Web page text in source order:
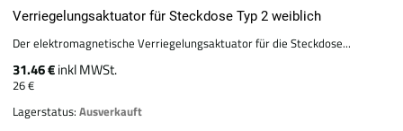
Verriegelungsaktuator für Steckdose Typ 2 weiblich
Der elektromagnetische Verriegelungsaktuator für die Steckdose...
31.46 €inkl MWSt.
26 €
Lagerstatus:Ausverkauft